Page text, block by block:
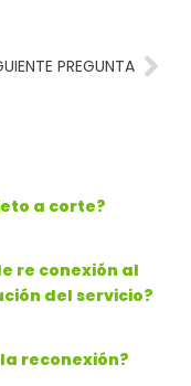
PREGUNTA
a corte?
re conexión al
del servicio?
reconexión?